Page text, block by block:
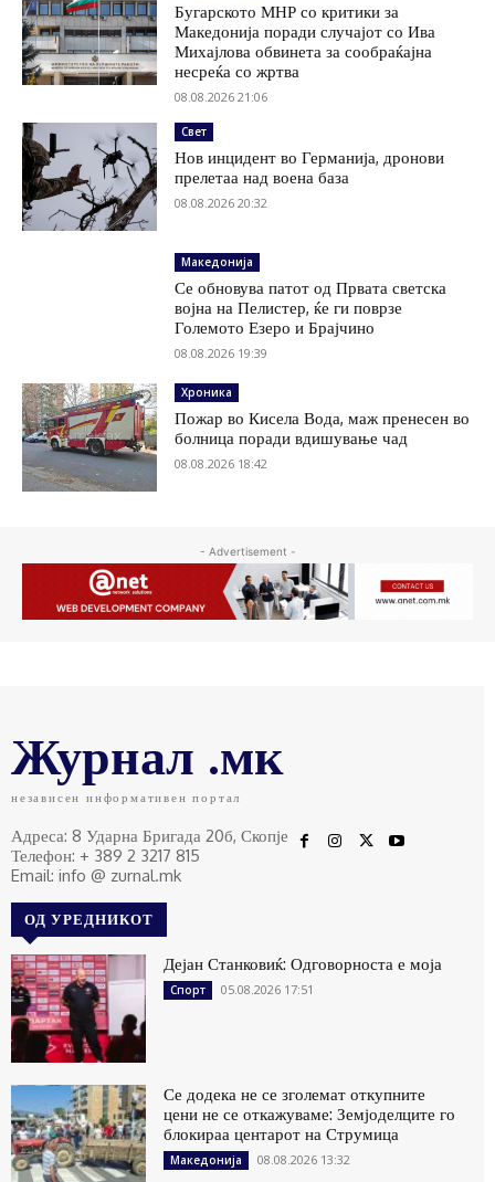
Бугарското МНР со критики за
Македонија поради случајот со Ива
Михајлова обвинета за сообраќајна
несреќа со жртва
08.08.2026 21:06
Свет
Нов инцидент во Германија, дронови
прелетаа над воена база
08.08.2026 20:32
Македонија
Се обновува патот од Првата светска
војна на Пелистер, ќе ги поврзе
Големото Езеро и Брајчино
08.08.2026 19:39
Хроника
Пожар во Кисела Вода, маж пренесен во
болница поради вдишување чад
08.08.2026 18:42
- Advertisement -
Журнал .мк
независен информативен портал
Адреса: 8 Ударна Бригада 20б, Скопје
Телефон: + 389 2 3217 815
Email: info @ zurnal.mk
ОД УРЕДНИКОТ
Дејан Станковиќ: Одговорноста е моја
Спорт 05.08.2026 17:51
Се додека не се зголемат откупните
цени не се откажуваме: Земјоделците го
блокираа центарот на Струмица
Македонија 08.08.2026 13:32